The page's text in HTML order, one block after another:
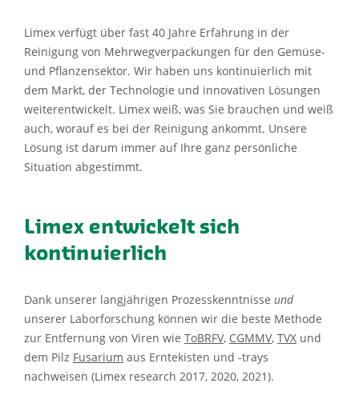
Limex verfügt über fast 40 Jahre Erfahrung in der
Reinigung von Mehrwegverpackungen für den Gemüse-
und Pflanzensektor. Wir haben uns kontinuierlich mit
dem Markt, der Technologie und innovativen Lösungen
weiterentwickelt. Limex weiß, was Sie brauchen und weiß
auch, worauf es bei der Reinigung ankommt. Unsere
Lösung ist darum immer auf Ihre ganz persönliche
Situation abgestimmt.
Limex entwickelt sich
kontinuierlich
Dank unserer langjährigen Prozesskenntnisse und
unserer Laborforschung können wir die beste Methode
zur Entfernung von Viren wie ToBRFV, CGMMV, TVX und
dem Pilz Fusarium aus Erntekisten und -trays
nachweisen (Limex research 2017, 2020, 2021).